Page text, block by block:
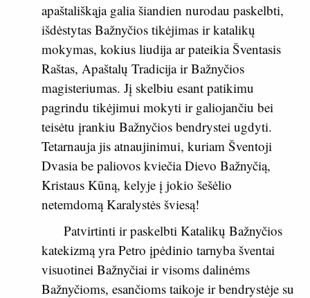
apaštališkąja galia šiandien nurodau paskelbti,
išdėstytas Bažnyčios tikėjimas ir katalikų
mokymas, kokius liudija ar pateikia Šventasis
Raštas, Apaštalų Tradicija ir Bažnyčios
magisteriumas. Jį skelbiu esant patikimu
pagrindu tikėjimui mokyti ir galiojančiu bei
teisėtu įrankiu Bažnyčios bendrystei ugdyti.
Tetarnauja jis atnaujinimui, kuriam Šventoji
Dvasia be paliovos kviečia Dievo Bažnyčią,
Kristaus Kūną, kelyje į jokio šešėlio
netemdomą Karalystės šviesą!
Patvirtinti ir paskelbti Katalikų Bažnyčios
katekizmą yra Petro įpėdinio tarnyba šventai
visuotinei Bažnyčiai ir visoms dalinėms
Bažnyčioms, esančioms taikoje ir bendrystėje su